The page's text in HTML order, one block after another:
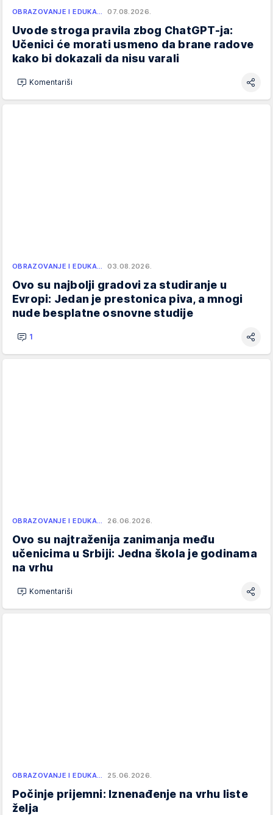
OBRAZOVANJE I EDUKA… 07.08.2026.
Uvode stroga pravila zbog ChatGPT-ja:
Učenici će morati usmeno da brane radove
kako bi dokazali da nisu varali
Komentariši
OBRAZOVANJE I EDUKA… 03.08.2026.
Ovo su najbolji gradovi za studiranje u
Evropi: Jedan je prestonica piva, a mnogi
nude besplatne osnovne studije
1
OBRAZOVANJE I EDUKA… 26.06.2026.
Ovo su najtraženija zanimanja među
učenicima u Srbiji: Jedna škola je godinama
na vrhu
Komentariši
OBRAZOVANJE I EDUKA… 25.06.2026.
Počinje prijemni: Iznenađenje na vrhu liste
želja